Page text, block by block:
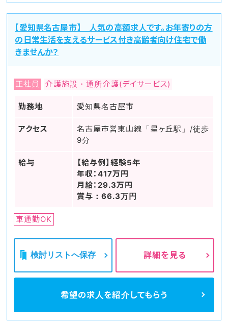
【愛知県名古屋市】 人気の高額求人です。お年寄りの方
の日常生活を支えるサービス付き高齢者向け住宅で働
きませんか？
正社員 介護施設・通所介護(デイサービス)
勤務地 愛知県名古屋市
アクセス
名古屋市営東山線「星ヶ丘駅」/徒歩
9分
給与
【給与例】経験5年
年収：417万円
月給：29.3万円
賞与：66.3万円
車通勤OK
検討リストへ保存 詳細を見る
希望の求人を紹介してもらう